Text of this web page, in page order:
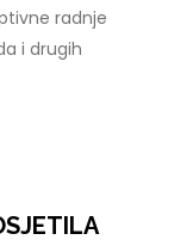
radnje
i drugih